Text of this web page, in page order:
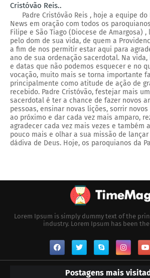
Cristóvão Reis..
Padre Cristóvão Reis , hoje a equipe do
News em oração com todos os
Filipe e São Tiago (Diocese de Amargosa) ,
pelo dom de sua vida, de quem a
a fim de nos permitir estar aqui para
ano de sua ordenação sacerdotal. Na
e datas que não podemos esquecer e no
vocação, muito mais se torna importante
principalmente como atitude de ação de
recebido. Padre Cristóvão, festejar mais
sacerdotal é ter a chance de fazer novos
pessoas, ensinar novas lições, sorrir
ao próximo e dar cada vez mais amparo,
agradecer cada vez mais vezes e também
pouco mais e olhar a sua missão de
dádiva de Deus. Hoje, os paroquianos da
Lorem Ipsum is simply dummy text of the
industry. Lorem Ipsum has been
Postagens mais